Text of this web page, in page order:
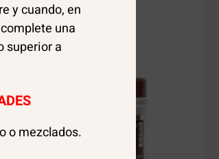
y cuando, en
una
superior a
o mezclados.